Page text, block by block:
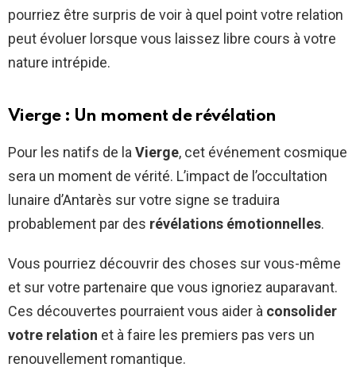
pourriez être surpris de voir à quel point votre relation
peut évoluer lorsque vous laissez libre cours à votre
nature intrépide.
Vierge : Un moment de révélation
Pour les natifs de la Vierge, cet événement cosmique
sera un moment de vérité. L’impact de l’occultation
lunaire d’Antarès sur votre signe se traduira
probablement par des révélations émotionnelles.
Vous pourriez découvrir des choses sur vous-même
et sur votre partenaire que vous ignoriez auparavant.
Ces découvertes pourraient vous aider à consolider
votre relation et à faire les premiers pas vers un
renouvellement romantique.